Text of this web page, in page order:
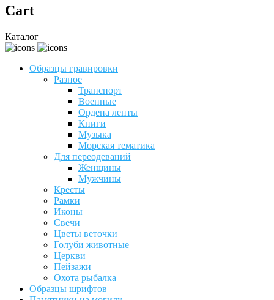
Cart
Каталог
Образцы гравировки
Разное
Транспорт
Военные
Ордена ленты
Книги
Музыка
Морская тематика
Для переодеваний
Женщины
Мужчины
Кресты
Рамки
Иконы
Свечи
Цветы веточки
Голуби животные
Церкви
Пейзажи
Охота рыбалка
Образцы шрифтов